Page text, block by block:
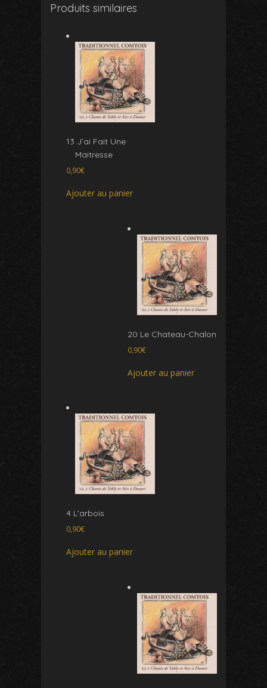
Produits similaires
13 J’ai Fait Une
Maitresse
0,90€
Ajouter au panier
20 Le Chateau-Chalon
0,90€
Ajouter au panier
4 L’arbois
0,90€
Ajouter au panier